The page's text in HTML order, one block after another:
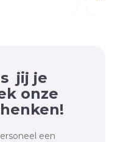
jij je
onze
een